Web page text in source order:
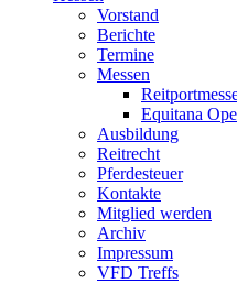
Vorstand
Berichte
Termine
Messen
Equitana
Ausbildung
Reitrecht
Pferdesteuer
Kontakte
Mitglied werden
Archiv
Impressum
VFD Treffs